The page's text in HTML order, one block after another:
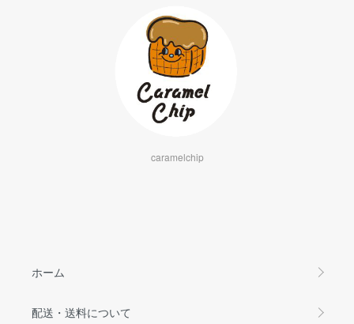
caramelchip
ホーム
配送・送料について